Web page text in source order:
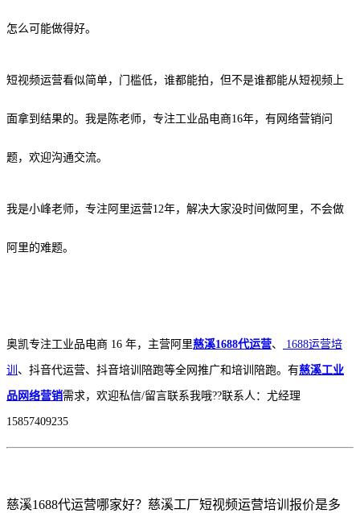
怎么可能做得好。
短视频运营看似简单，门槛低，谁都能拍，但不是谁都能从短视频上
面拿到结果的。我是陈老师，专注工业品电商16年，有网络营销问
题，欢迎沟通交流。
我是小峰老师，专注阿里运营12年，解决大家没时间做阿里，不会做
阿里的难题。
奥凯专注工业品电商 16 年，主营阿里慈溪1688代运营、 1688运营培
训 、抖音代运营、抖音培训陪跑等全网推广和培训陪跑。有慈溪工业
品网络营销需求，欢迎私信/留言联系我哦??联系人：尤经理
15857409235
慈溪1688代运营哪家好？慈溪工厂短视频运营培训报价是多